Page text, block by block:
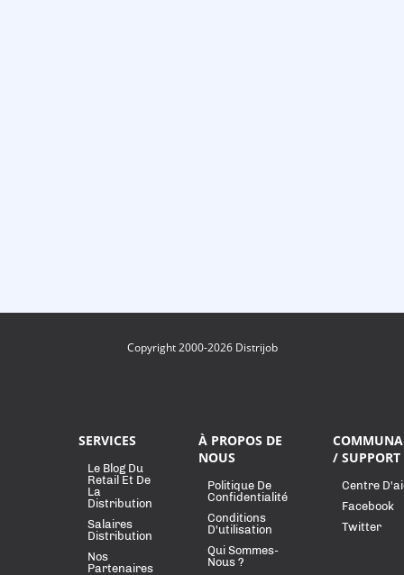
Copyright 2000-2026 Distrijob
SERVICES
Le Blog Du
Retail Et De
La
Distribution
Salaires
Distribution
Nos
Partenaires
À PROPOS DE
NOUS
Politique De
Confidentialité
Conditions
D'utilisation
Qui Sommes-
Nous ?
/ SUPPORT
Centre
Facebook
Twitter